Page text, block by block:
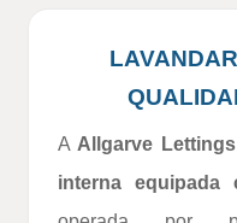
A Allgarve Lettings
interna equipada